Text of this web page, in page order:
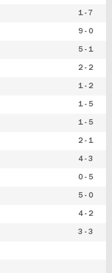
1 - 7
9 - 0
5 - 1
2 - 2
1 - 2
1 - 5
1 - 5
2 - 1
4 - 3
0 - 5
5 - 0
4 - 2
3 - 3